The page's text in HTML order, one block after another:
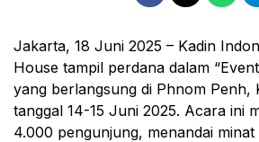
Jakarta, 18 Juni 2025 – Kadin
House tampil perdana dalam
yang berlangsung di Phnom Penh,
tanggal 14-15 Juni 2025. Acara ini
4.000 pengunjung, menandai